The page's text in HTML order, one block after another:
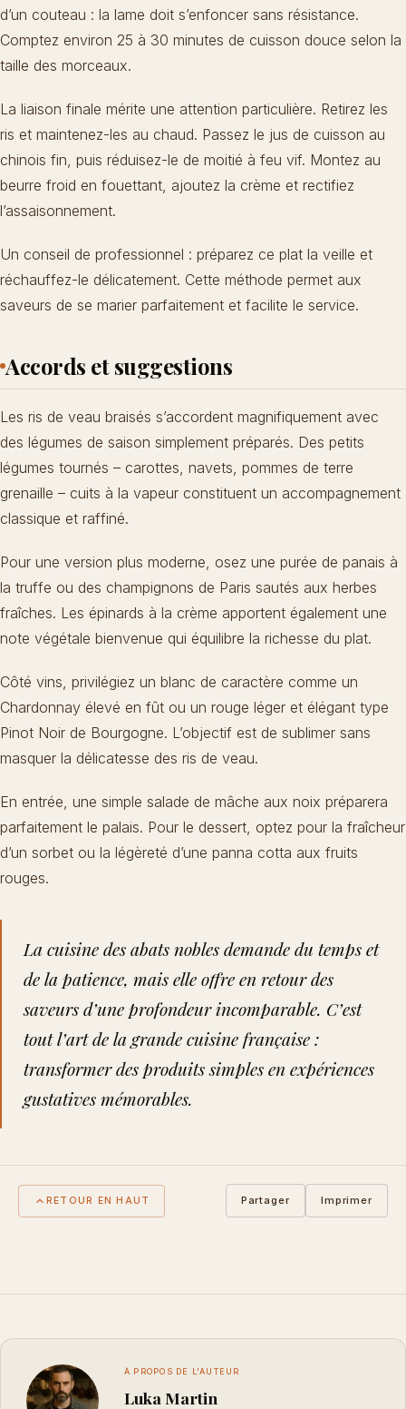
d’un couteau : la lame doit s’enfoncer sans résistance.
Comptez environ 25 à 30 minutes de cuisson douce selon la
taille des morceaux.
La liaison finale mérite une attention particulière. Retirez les
ris et maintenez-les au chaud. Passez le jus de cuisson au
chinois fin, puis réduisez-le de moitié à feu vif. Montez au
beurre froid en fouettant, ajoutez la crème et rectifiez
l’assaisonnement.
Un conseil de professionnel : préparez ce plat la veille et
réchauffez-le délicatement. Cette méthode permet aux
saveurs de se marier parfaitement et facilite le service.
Accords et suggestions
Les ris de veau braisés s’accordent magnifiquement avec
des légumes de saison simplement préparés. Des petits
légumes tournés – carottes, navets, pommes de terre
grenaille – cuits à la vapeur constituent un accompagnement
classique et raffiné.
Pour une version plus moderne, osez une purée de panais à
la truffe ou des champignons de Paris sautés aux herbes
fraîches. Les épinards à la crème apportent également une
note végétale bienvenue qui équilibre la richesse du plat.
Côté vins, privilégiez un blanc de caractère comme un
Chardonnay élevé en fût ou un rouge léger et élégant type
Pinot Noir de Bourgogne. L’objectif est de sublimer sans
masquer la délicatesse des ris de veau.
En entrée, une simple salade de mâche aux noix préparera
parfaitement le palais. Pour le dessert, optez pour la fraîcheur
d’un sorbet ou la légèreté d’une panna cotta aux fruits
rouges.
La cuisine des abats nobles demande du temps et
de la patience, mais elle offre en retour des
saveurs d’une profondeur incomparable. C’est
tout l’art de la grande cuisine française :
transformer des produits simples en expériences
gustatives mémorables.
RETOUR EN HAUT Partager Imprimer
À PROPOS DE L'AUTEUR
Luka Martin